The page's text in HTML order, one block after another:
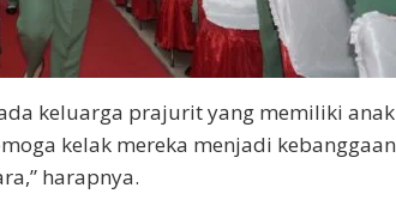
keluarga prajurit yang memiliki anak
kelak mereka menjadi kebanggaan
harapnya.